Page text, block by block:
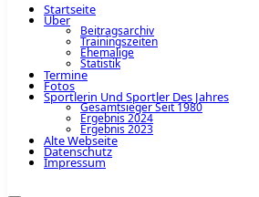
Startseite
Über
Beitragsarchiv
Trainingszeiten
Ehemalige
Statistik
Termine
Fotos
Sportlerin Und Sportler Des Jahres
Gesamtsieger Seit 1980
Ergebnis 2024
Ergebnis 2023
Alte Webseite
Datenschutz
Impressum